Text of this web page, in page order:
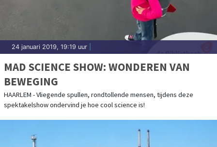
24 januari 2019, 19:19 uur
MAD SCIENCE SHOW: WONDEREN VAN
BEWEGING
HAARLEM - Vliegende spullen, rondtollende mensen, tijdens deze
spektakelshow ondervind je hoe cool science is!